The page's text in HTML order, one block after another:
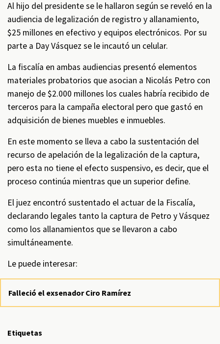
Al hijo del presidente se le hallaron según se reveló en la
audiencia de legalización de registro y allanamiento,
$25 millones en efectivo y equipos electrónicos. Por su
parte a Day Vásquez se le incautó un celular.
La fiscalía en ambas audiencias presentó elementos
materiales probatorios que asocian a Nicolás Petro con
manejo de $2.000 millones los cuales habría recibido de
terceros para la campaña electoral pero que gastó en
adquisición de bienes muebles e inmuebles.
En este momento se lleva a cabo la sustentación del
recurso de apelación de la legalización de la captura,
pero esta no tiene el efecto suspensivo, es decir, que el
proceso continúa mientras que un superior define.
El juez encontró sustentado el actuar de la Fiscalía,
declarando legales tanto la captura de Petro y Vásquez
como los allanamientos que se llevaron a cabo
simultáneamente.
Le puede interesar:
Falleció el exsenador Ciro Ramírez
Etiquetas